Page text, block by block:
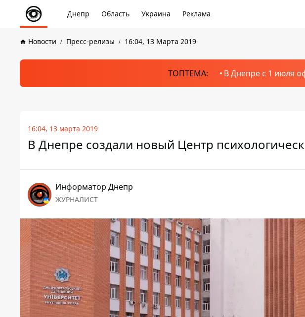
Днепр Область Украина Реклама
Новости Пресс-релизы 16:04, 13 Марта 2019
ТОПТЕМА: В Днепре с 1 июля
16:04, 13 марта 2019
В Днепре создали новый Центр
Информатор Днепр
ЖУРНАЛИСТ